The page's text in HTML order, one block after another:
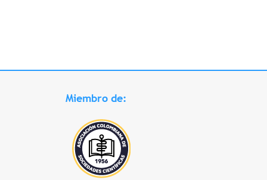
Miembro de: